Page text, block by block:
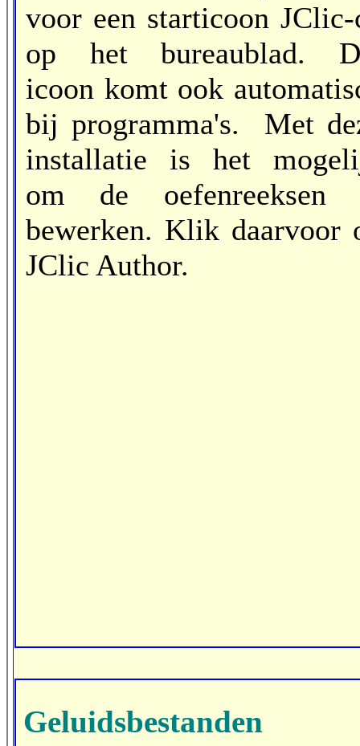
voor een starticoon JClic-
op het bureaublad.
icoon komt ook
bij programma's.
Met
installatie is het
om de oefenreeksen
bewerken. Klik daarvoor
JClic Author.
Geluidsbestanden